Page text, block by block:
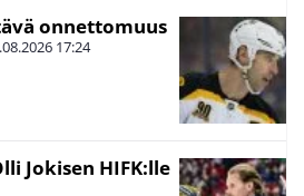
onnettomuus
17:24
Jokisen HIFK:lle